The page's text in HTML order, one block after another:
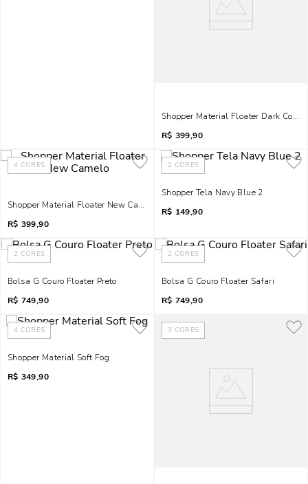
Shopper Material Floater Dark Cocoa
R$ 399,90
4 CORES
Shopper Material Floater New Camelo
R$ 399,90
2 CORES
Shopper Tela Navy Blue 2
R$ 149,90
2 CORES
Bolsa G Couro Floater Preto
R$ 749,90
2 CORES
Bolsa G Couro Floater Safari
R$ 749,90
4 CORES
Shopper Material Soft Fog
R$ 349,90
3 CORES